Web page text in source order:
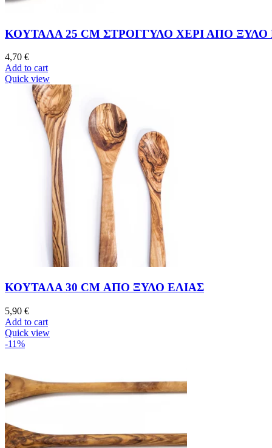
ΚΟΥΤΑΛΑ 25 CM ΣΤΡΟΓΓΥΛΟ ΧΕΡΙ ΑΠΟ ΞΥΛΟ
4,70 €
Add to cart
Quick view
ΚΟΥΤΑΛΑ 30 CM ΑΠΟ ΞΥΛΟ ΕΛΙΑΣ
5,90 €
Add to cart
Quick view
-11%